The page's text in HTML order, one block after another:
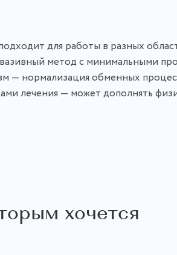
для работы в разных
метод с минимальными
— нормализация обменных
лечения — может дополнять
хочется